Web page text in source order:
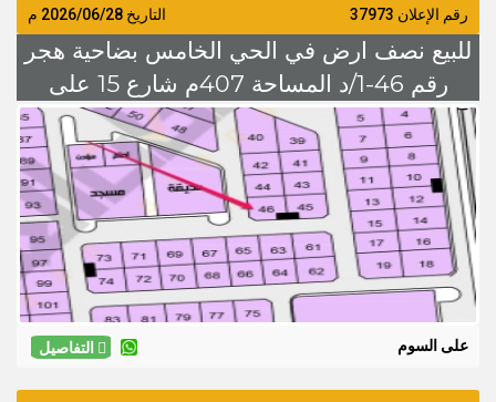
التاريخ 2026/06/28 م رقم الإعلان 37973
للبيع نصف ارض في الحي الخامس بضاحية هجر
رقم 46-1/د المساحة 407م شارع 15 على
السوم
التفاصيل على السوم